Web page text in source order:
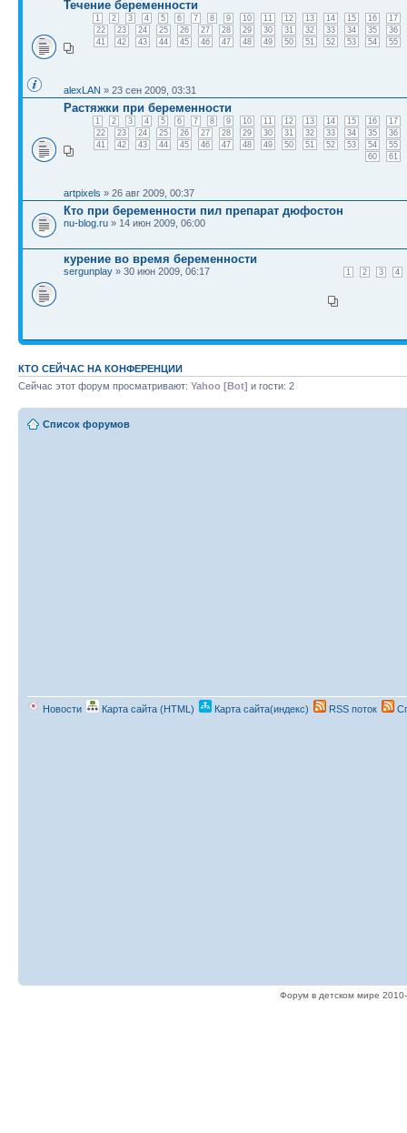
Течение беременности
1 2 3 4 5 6 7 8 9 10 11 12 13 14 15 16
17
22
23 24 25 26 27 28 29 30 31 32 33 34 35
36
41
42 43 44 45 46 47 48 49 50 51 52 53 54 55
alexLAN » 23 сен 2009, 03:31
Растяжки при беременности
1 2 3 4 5 6 7 8 9 10 11 12 13 14 15 16
17
22
23 24 25 26 27 28 29 30 31 32 33 34 35
36
41
42 43 44 45 46 47 48 49 50 51 52 53 54
55
60
61
artpixels » 26 авг 2009, 00:37
Кто при беременности пил препарат дюфостон
nu-blog.ru » 14 июн 2009, 06:00
курение во время беременности
1 2 3 4
sergunplay » 30 июн 2009, 06:17
КТО СЕЙЧАС НА КОНФЕРЕНЦИИ
Сейчас этот форум просматривают: Yahoo [Bot] и гости: 2
Список форумов
Новости Карта сайта (HTML) Карта сайта(индекс) RSS поток
Форум в детском мире